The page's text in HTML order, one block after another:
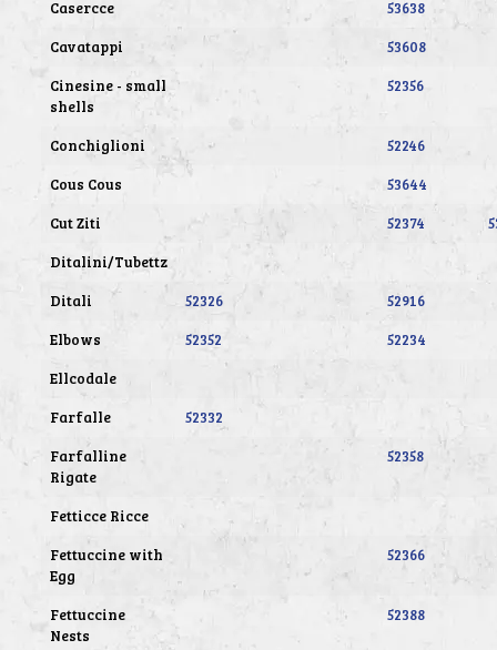
Casercce
53638
Cavatappi
53608
Cinesine - small
shells
52356
Conchiglioni
52246
Cous Cous
53644
Cut Ziti
52374
Ditalini/Tubettz
Ditali
52326
52916
Elbows
52352
52234
Ellcodale
Farfalle
52332
Farfalline
Rigate
52358
Fetticce Ricce
Fettuccine with
Egg
52366
Fettuccine
Nests
52388